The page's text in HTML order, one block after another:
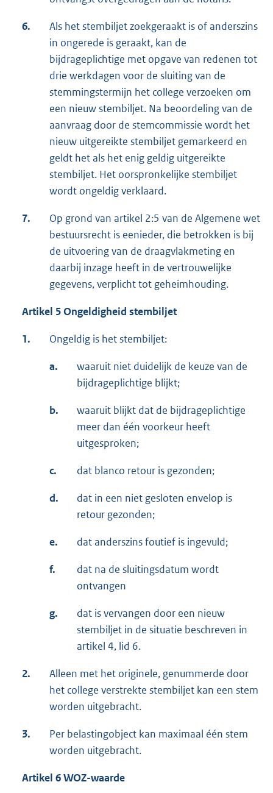
6.
Als het stembiljet zoekgeraakt is of anderszins
in ongerede is geraakt, kan de
bijdrageplichtige met opgave van redenen tot
drie werkdagen voor de sluiting van de
stemmingstermijn het college verzoeken om
een nieuw stembiljet. Na beoordeling van de
aanvraag door de stemcommissie wordt het
nieuw uitgereikte stembiljet gemarkeerd en
geldt het als het enig geldig uitgereikte
stembiljet. Het oorspronkelijke stembiljet
wordt ongeldig verklaard.
7.
Op grond van artikel 2:5 van de Algemene wet
bestuursrecht is eenieder, die betrokken is bij
de uitvoering van de draagvlakmeting en
daarbij inzage heeft in de vertrouwelijke
gegevens, verplicht tot geheimhouding.
Artikel 5 Ongeldigheid stembiljet
1. Ongeldig is het stembiljet:
a.
waaruit niet duidelijk de keuze van de
bijdrageplichtige blijkt;
b.
waaruit blijkt dat de bijdrageplichtige
meer dan één voorkeur heeft
uitgesproken;
c. dat blanco retour is gezonden;
d.
dat in een niet gesloten envelop is
retour gezonden;
e. dat anderszins foutief is ingevuld;
f.
dat na de sluitingsdatum wordt
ontvangen
g.
dat is vervangen door een nieuw
stembiljet in de situatie beschreven in
artikel 4, lid 6.
2.
Alleen met het originele, genummerde door
het college verstrekte stembiljet kan een stem
worden uitgebracht.
3.
Per belastingobject kan maximaal één stem
worden uitgebracht.
Artikel 6 WOZ-waarde